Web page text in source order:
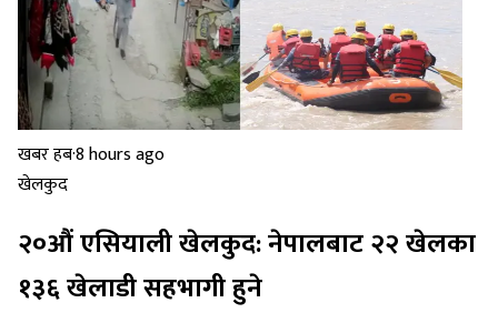
खबर हब·8 hours ago
खेलकुद
२०औं एसियाली खेलकुद: नेपालबाट २२ खेलका
१३६ खेलाडी सहभागी हुने